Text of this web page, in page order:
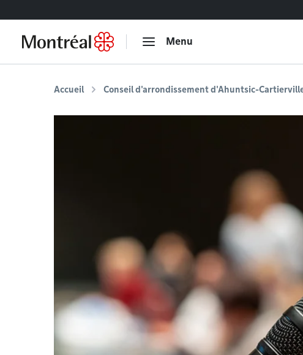
Menu
Accueil Conseil d'arrondissement d'Ahuntsic-